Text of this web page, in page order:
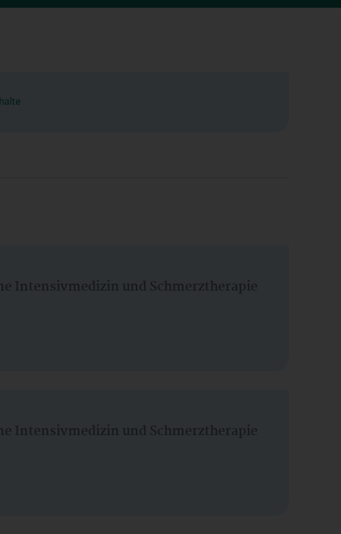
Intensivmedizin und Schmerztherapie
Intensivmedizin und Schmerztherapie